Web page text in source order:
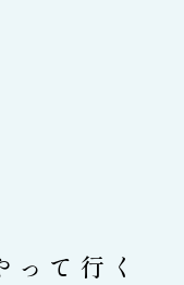
て行く